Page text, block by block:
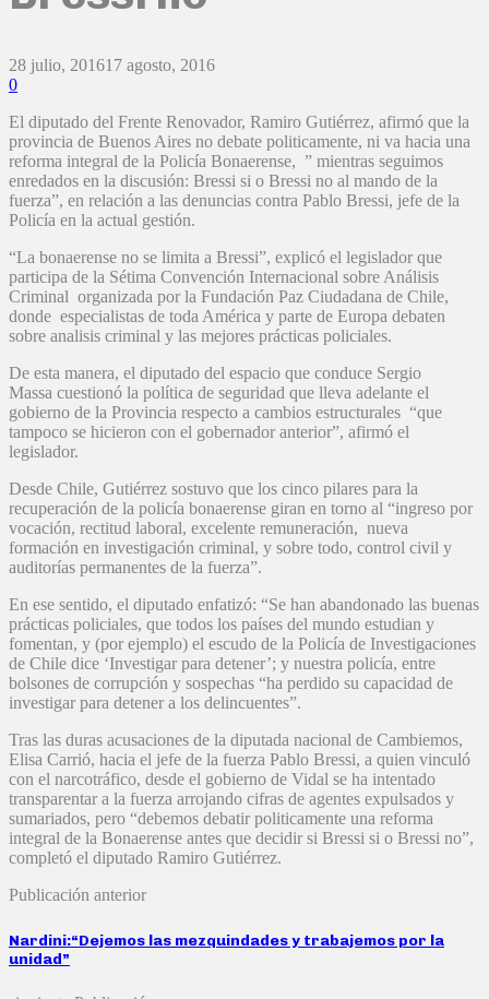
28 julio, 201617 agosto, 2016
0
El diputado del Frente Renovador, Ramiro Gutiérrez, afirmó que la
provincia de Buenos Aires no debate politicamente, ni va hacia una
reforma integral de la Policía Bonaerense, ” mientras seguimos
enredados en la discusión: Bressi si o Bressi no al mando de la
fuerza”, en relación a las denuncias contra Pablo Bressi, jefe de la
Policía en la actual gestión.
“La bonaerense no se limita a Bressi”, explicó el legislador que
participa de la Sétima Convención Internacional sobre Análisis
Criminal organizada por la Fundación Paz Ciudadana de Chile,
donde especialistas de toda América y parte de Europa debaten
sobre analisis criminal y las mejores prácticas policiales.
De esta manera, el diputado del espacio que conduce Sergio
Massa cuestionó la política de seguridad que lleva adelante el
gobierno de la Provincia respecto a cambios estructurales “que
tampoco se hicieron con el gobernador anterior”, afirmó el
legislador.
Desde Chile, Gutiérrez sostuvo que los cinco pilares para la
recuperación de la policía bonaerense giran en torno al “ingreso por
vocación, rectitud laboral, excelente remuneración, nueva
formación en investigación criminal, y sobre todo, control civil y
auditorías permanentes de la fuerza”.
En ese sentido, el diputado enfatizó: “Se han abandonado las buenas
prácticas policiales, que todos los países del mundo estudian y
fomentan, y (por ejemplo) el escudo de la Policía de Investigaciones
de Chile dice ‘Investigar para detener’; y nuestra policía, entre
bolsones de corrupción y sospechas “ha perdido su capacidad de
investigar para detener a los delincuentes”.
Tras las duras acusaciones de la diputada nacional de Cambiemos,
Elisa Carrió, hacia el jefe de la fuerza Pablo Bressi, a quien vinculó
con el narcotráfico, desde el gobierno de Vidal se ha intentado
transparentar a la fuerza arrojando cifras de agentes expulsados y
sumariados, pero “debemos debatir politicamente una reforma
integral de la Bonaerense antes que decidir si Bressi si o Bressi no”,
completó el diputado Ramiro Gutiérrez.
Publicación anterior
Nardini:“Dejemos las mezquindades y trabajemos por la
unidad”